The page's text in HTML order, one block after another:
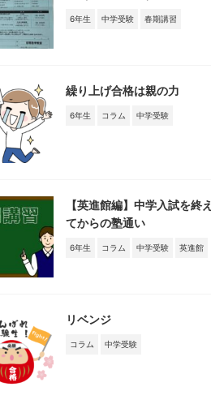
6年生 中学受験 春期講習
繰り上げ合格は親の力
6年生 コラム 中学受験
【英進館編】中学入試を終え
てからの塾通い
6年生 コラム 中学受験 英進館
リベンジ
コラム 中学受験